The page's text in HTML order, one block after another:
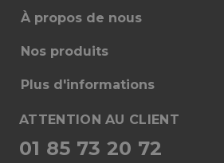
À propos de nous
Nos produits
Plus d'informations
ATTENTION AU CLIENT
01 85 73 20 72